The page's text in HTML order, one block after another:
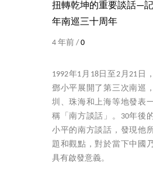
扭轉乾坤的重要談話—
年南巡三十周年
4 年前 /0
1992年1月18日至2月21日
鄧小平展開了第三次南巡
圳、珠海和上海等地發表
稱「南方談話」。30年後
小平的南方談話，發現他
題和觀點，對於當下中國
具有啟發意義。